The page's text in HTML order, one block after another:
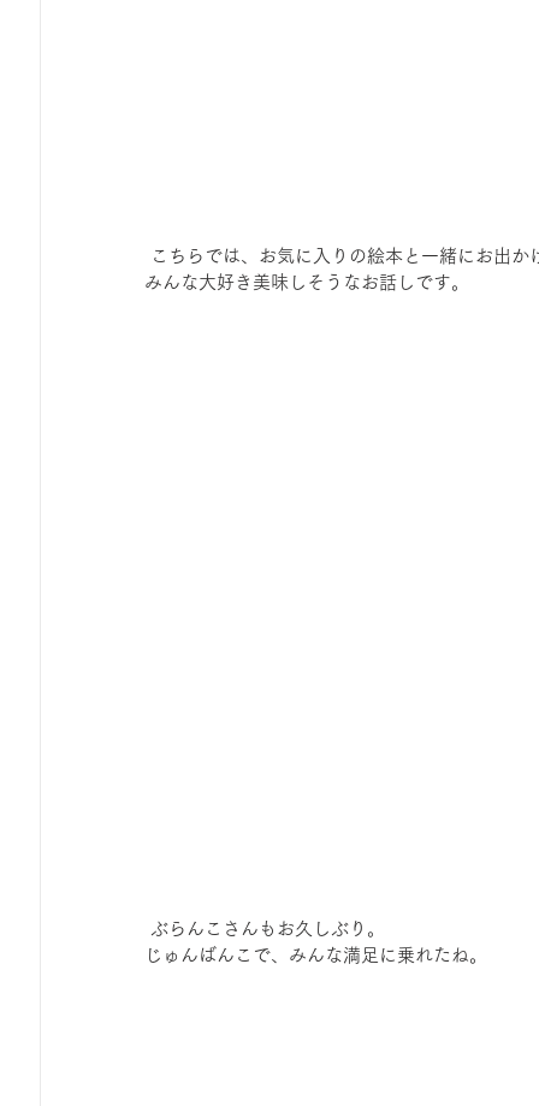
こちらでは、お気に入りの絵本と一緒にお出
みんな大好き美味しそうなお話しです。
ぶらんこさんもお久しぶり。
じゅんばんこで、みんな満足に乗れたね。